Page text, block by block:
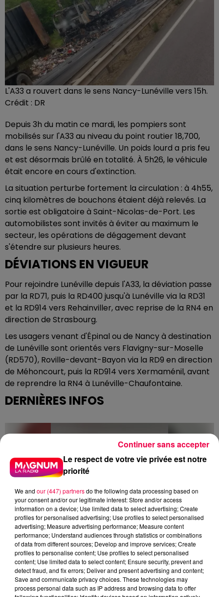
L'A33 a rouvert dans le sens Nancy-Lunéville vers 15h.
Crédit : DR
Depuis 3h du matin ce mardi, les pompiers sont
mobilisés sur l'A33 au niveau du point routier 18,700,
dans le sens Nancy-Lunéville. Un poids lourd a pris feu
et est désormais brûlé en totalité. À 5h26, le véhicule
était encore en cours d'extinction.
La situation perturbe fortement la circulation : à 4h55,
cinq kilomètres de bouchons étaient déjà relevés. La
sortie est obligatoire à Saint-Nicolas-de-Port. Les
automobilistes sont invités à éviter au maximum le
secteur, les opérations de dégagement devant
s'étendre sur plusieurs heures.
DÉVIATIONS EN VIGUEUR
Pour rejoindre Lunéville depuis l'A33, la déviation passe
par la RD71, puis la RD400 jusqu'à Lunéville via la RD31
et la RD914 vers Rehainviller, avec reprise de la RN4 en
direction de Strasbourg.
Les usagers venant d'Épinal ou de Nancy à destination
de Lunéville sont orientés vers Flavigny-sur-Moselle
(RD570), Roville-devant-Bayon via la RD9 en direction
de Méhoncourt, puis la RD914 vers Xermaménil, avant
de reprendre la RN4 à Lunéville-Chaufontaine.
DERNIÈRES INFOS
5 août 2026
Le respect de votre vie privée est notre
priorité
We and our (447) partnersdo the following data processing based on
your consent and/or our legitimate interest: Store and/or access
information on a device; Use limited data to select advertising; Create
profiles for personalised advertising; Use profiles to select personalised
advertising; Measure advertising performance; Measure content
performance; Understand audiences through statistics or combinations
of data from different sources; Develop and improve services; Create
profiles to personalise content; Use profiles to select personalised
content; Use limited data to select content; Ensure security, prevent and
detect fraud, and fix errors; Deliver and present advertising and content;
Save and communicate privacy choices. These technologies may
process personal data such as IP address and browsing data to offer
Continuer sans accepter